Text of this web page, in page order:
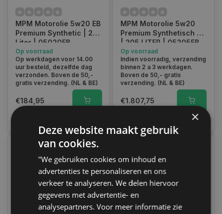
MPM Motorolie 5w20 EB
Premium Synthetic | 20
Liter | 05020EB
Op voorraad
Op werkdagen voor 14.00
uur besteld, dezelfde dag
verzonden. Boven de 50,-
gratis verzending. (NL & BE)
€184,95
MPM Motorolie 5w20
Premium Synthetisch EB
| 205 LITER | 05205EB
Op voorraad
Indien voorradig, verzending
binnen 2 a 3 werkdagen.
Boven de 50,- gratis
verzending. (NL & BE)
€1.807,75
×
Deze website maakt gebruik
van cookies.
"We gebruiken cookies om inhoud en
advertenties te personaliseren en ons
verkeer te analyseren. We delen hiervoor
gegevens met advertentie- en
analysepartners. Voor meer informatie zie